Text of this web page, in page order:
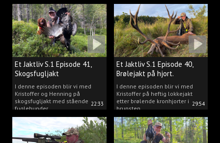
22:33
Et Jaktliv S.1 Episode 41,
Skogsfugljakt
I denne episoden blir vi med
Kristoffer og Henning på
skogsfugljakt med stående
fuglehunder.
29:54
Et Jaktliv S.1 Episode 40,
Brølejakt på hjort.
I denne episoden blir vi med
Kristoffer på heftig lokkejakt
etter brølende kronhjorter i
brunsten.